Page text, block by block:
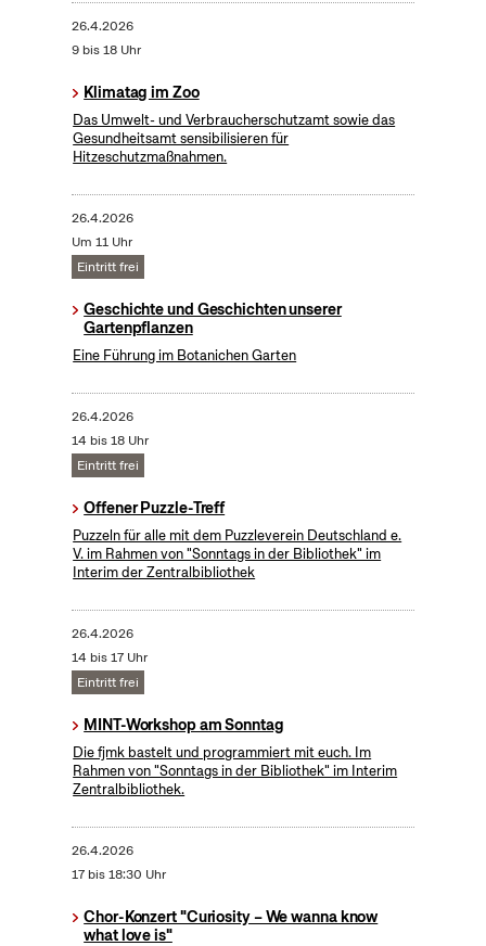
26.4.2026
9 bis 18 Uhr
Klimatag im Zoo
Das Umwelt- und Verbraucherschutzamt sowie das
Gesundheitsamt sensibilisieren für
Hitzeschutzmaßnahmen.
26.4.2026
Um 11 Uhr
Eintritt frei
Geschichte und Geschichten unserer
Gartenpflanzen
Eine Führung im Botanichen Garten
26.4.2026
14 bis 18 Uhr
Eintritt frei
Offener Puzzle-Treff
Puzzeln für alle mit dem Puzzleverein Deutschland e.
V. im Rahmen von "Sonntags in der Bibliothek" im
Interim der Zentralbibliothek
26.4.2026
14 bis 17 Uhr
Eintritt frei
MINT-Workshop am Sonntag
Die fjmk bastelt und programmiert mit euch. Im
Rahmen von "Sonntags in der Bibliothek" im Interim
Zentralbibliothek.
26.4.2026
17 bis 18:30 Uhr
Chor-Konzert "Curiosity – We wanna know
what love is"